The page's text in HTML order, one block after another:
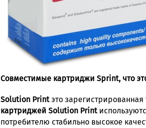
Совместимые картриджи Sprint, что
Solution Printэто
картриджей Solution Print
потребителю стабильно высокое